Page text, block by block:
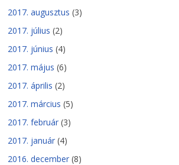
2017. augusztus (3)
2017. július (2)
2017. június (4)
2017. május (6)
2017. április (2)
2017. március (5)
2017. február (3)
2017. január (4)
2016. december (8)